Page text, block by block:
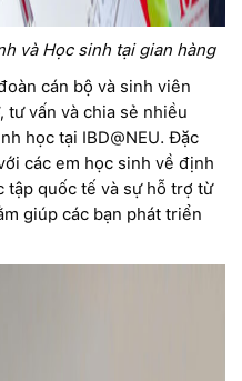
và Học sinh tại gian hàng
cán bộ và sinh viên
vấn và chia sẻ nhiều
học tại IBD@NEU. Đặc
các em học sinh về định
tập quốc tế và sự hỗ trợ từ
giúp các bạn phát triển